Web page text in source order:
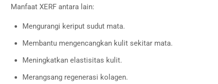
Manfaat XERF antara lain:
Mengurangi keriput sudut mata.
Membantu mengencangkan kulit sekitar mata.
Meningkatkan elastisitas kulit.
Merangsang regenerasi kolagen.